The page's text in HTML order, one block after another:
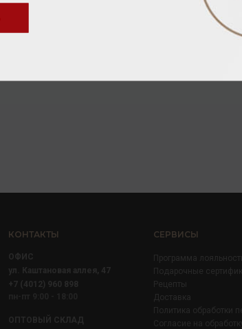
КОНТАКТЫ
ОФИС
ул. Каштановая аллея, 47
+7 (4012) 960 898
ОПТОВЫЙ СКЛАД
СЕРВИСЫ
Программа лояльности
Подарочные
Рецепты
Доставка
Политика обработки
Согласие на